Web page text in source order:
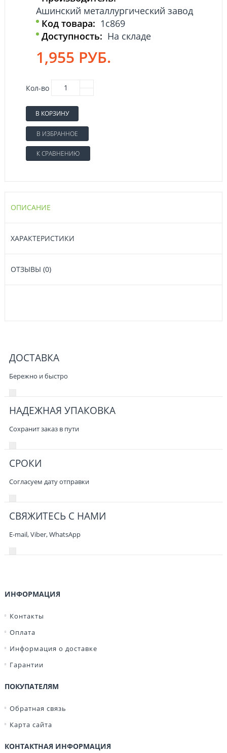
Ашинский металлургический завод
Код товара: 1с869
Доступность: На складе
1,955 РУБ.
Кол-во
В КОРЗИНУ
В ИЗБРАННОЕ
К СРАВНЕНИЮ
ОПИСАНИЕ
ХАРАКТЕРИСТИКИ
ОТЗЫВЫ (0)
ДОСТАВКА
Бережно и быстро
НАДЕЖНАЯ УПАКОВКА
Сохранит заказ в пути
СРОКИ
Согласуем дату отправки
СВЯЖИТЕСЬ С НАМИ
E-mail, Viber,WhatsApp
ИНФОРМАЦИЯ
Контакты
Оплата
Информация о доставке
Гарантии
ПОКУПАТЕЛЯМ
Обратная связь
Карта сайта
КОНТАКТНАЯ ИНФОРМАЦИЯ